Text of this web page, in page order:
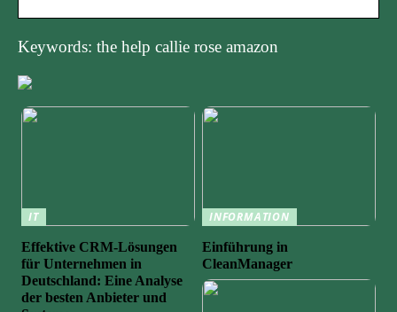
Keywords: the help callie rose amazon
IT
Effektive CRM-Lösungen
für Unternehmen in
Deutschland: Eine Analyse
der besten Anbieter und
INFORMATION
Einführung in
CleanManager